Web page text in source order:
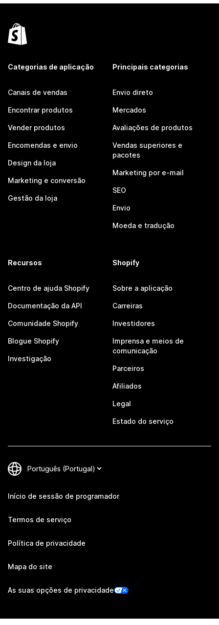
Categorias de aplicação
Canais de vendas
Encontrar produtos
Vender produtos
Encomendas e envio
Design da loja
Marketing e conversão
Gestão da loja
Principais categorias
Envio direto
Mercados
Avaliações de produtos
Vendas superiores e
pacotes
Marketing por e-mail
SEO
Envio
Moeda e tradução
Recursos
Centro de ajuda Shopify
Documentação da API
Comunidade Shopify
Blogue Shopify
Investigação
Shopify
Sobre a aplicação
Carreiras
Investidores
Imprensa e meios de
comunicação
Parceiros
Afiliados
Legal
Estado do serviço
Início de sessão de programador
Termos de serviço
Política de privacidade
Mapa do site
As suas opções de privacidade